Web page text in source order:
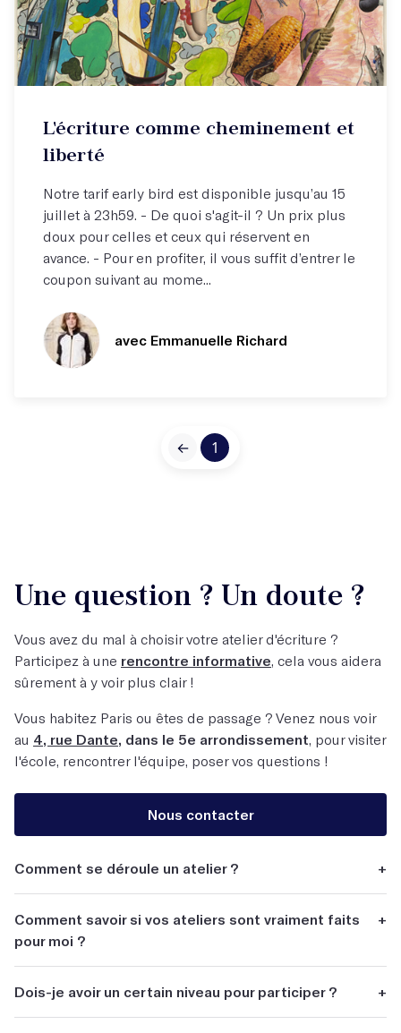
Trouver votre pouvoir en écrivant !
L'écriture comme cheminement et
liberté
Notre tarif early bird est disponible jusqu’au 15
juillet à 23h59. - De quoi s'agit-il ? Un prix plus
doux pour celles et ceux qui réservent en
avance. - Pour en profiter, il vous suffit d’entrer le
coupon suivant au mome...
avec Emmanuelle Richard
← 1
Une question ? Un doute ?
Vous avez du mal à choisir votre atelier d'écriture ?
Participez à une rencontre informative, cela vous aidera
sûrement à y voir plus clair !
Vous habitez Paris ou êtes de passage ? Venez nous voir
au 4, rue Dante, dans le 5e arrondissement, pour visiter
l'école, rencontrer l'équipe, poser vos questions !
Nous contacter
Comment se déroule un atelier ? +
pratique. Concrètement, toute personne qui passe la
porte d’un atelier va écrire un texte. Un atelier d’écriture
consiste en plusieurs séances de deux à trois heures,
divisées en trois temps : l’écrivain qui enseigne énonce
Comment savoir si vos ateliers sont vraiment faits
pour moi ?
+
disant : « C’est fou, c’était exactement ce dont j’avais
besoin ! ». On vous propose donc :
Dois-je avoir un certain niveau pour participer ? +